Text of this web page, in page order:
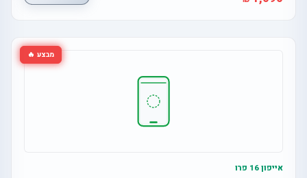
מבצע 🔥
אייפון 16 פרו